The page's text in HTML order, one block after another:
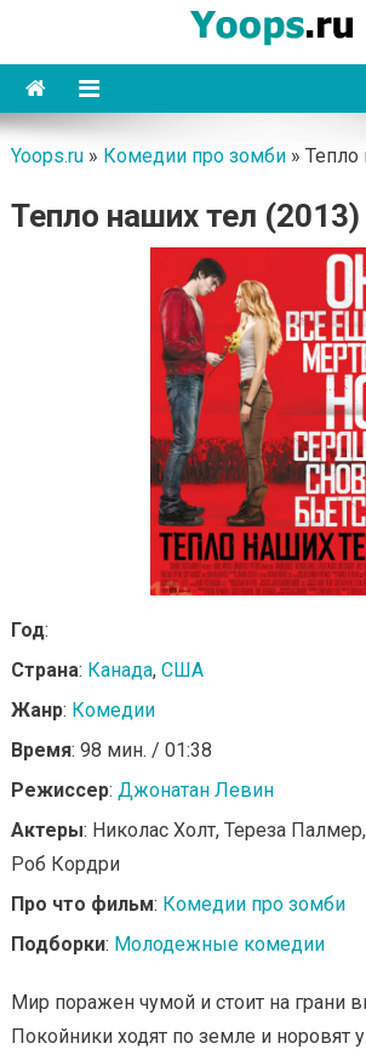
content
Yoops
Yoops.ru» Комедии про зомби» Тепло
Тепло наших тел (2013)
Год:
Страна: Канада, США
Жанр: Комедии
Время: 98 мин. / 01:38
Режиссер: Джонатан Левин
Актеры: Николас Холт, Тереза
Роб Кордри
Про что фильм: Комедии про зомби
Подборки: Молодежные комедии
Мир поражен чумой и стоит на грани
Покойники ходят по земле и норовят